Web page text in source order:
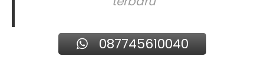
087745610040